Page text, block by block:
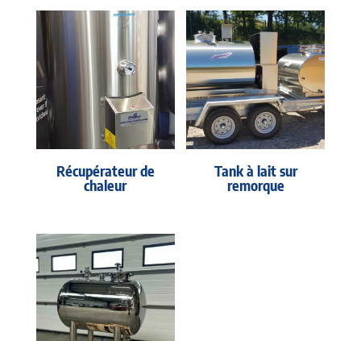
Récupérateur de
chaleur
Tank à lait sur
remorque